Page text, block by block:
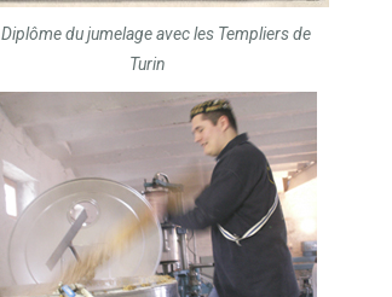
Diplôme du jumelage avec les Templiers de
Turin